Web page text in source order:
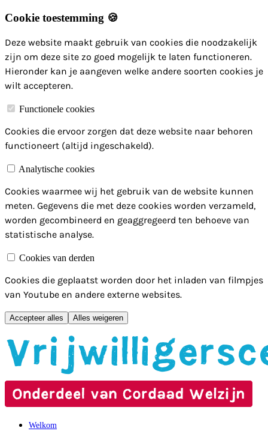
Cookie toestemming 🍪
Deze website maakt gebruik van cookies die noodzakelijk
zijn om deze site zo goed mogelijk te laten functioneren.
Hieronder kan je aangeven welke andere soorten cookies je
wilt accepteren.
Functionele cookies
Cookies die ervoor zorgen dat deze website naar behoren
functioneert (altijd ingeschakeld).
Analytische cookies
Cookies waarmee wij het gebruik van de website kunnen
meten. Gegevens die met deze cookies worden verzameld,
worden gecombineerd en geaggregeerd ten behoeve van
statistische analyse.
Cookies van derden
Cookies die geplaatst worden door het inladen van filmpjes
van Youtube en andere externe websites.
Accepteer alles Alles weigeren
Welkom